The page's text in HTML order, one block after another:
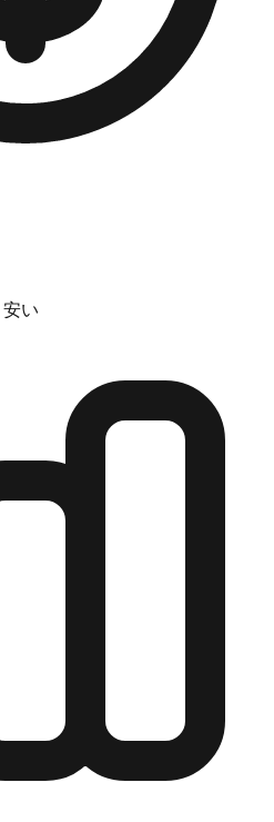
安い